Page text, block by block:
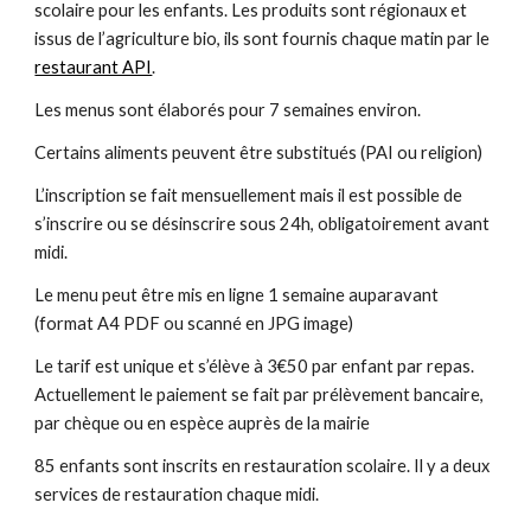
scolaire pour les enfants. Les produits sont régionaux et
issus de l’agriculture bio, ils sont fournis chaque matin par le
restaurant API.
Les menus sont élaborés pour 7 semaines environ.
Certains aliments peuvent être substitués (PAI ou religion)
L’inscription se fait mensuellement mais il est possible de
s’inscrire ou se désinscrire sous 24h, obligatoirement avant
midi.
Le menu peut être mis en ligne 1 semaine auparavant
(format A4 PDF ou scanné en JPG image)
Le tarif est unique et s’élève à 3€50 par enfant par repas.
Actuellement le paiement se fait par prélèvement bancaire,
par chèque ou en espèce auprès de la mairie
85 enfants sont inscrits en restauration scolaire. Il y a deux
services de restauration chaque midi.